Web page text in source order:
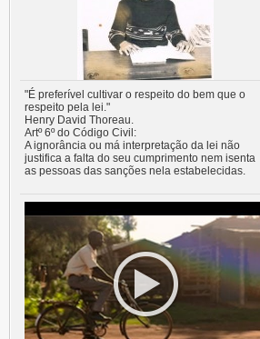
"É preferível cultivar o respeito do bem que o
respeito pela lei."
Henry David Thoreau.
Artº 6º do Código Civil:
A ignorância ou má interpretação da lei não
justifica a falta do seu cumprimento nem isenta
as pessoas das sanções nela estabelecidas.